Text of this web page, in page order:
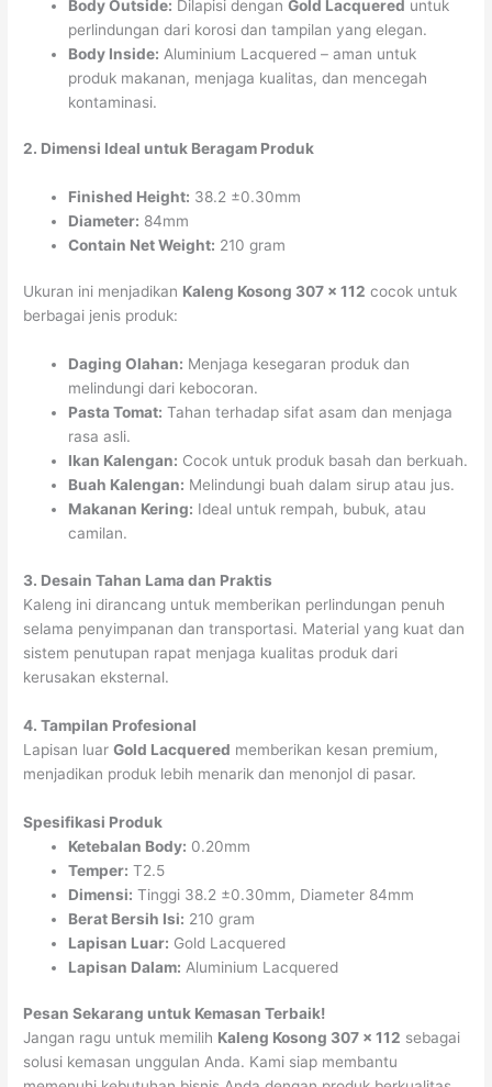
Body Outside: Dilapisi denganGold Lacquered untuk
perlindungan dari korosi dan tampilan yang elegan.
Body Inside: Aluminium Lacquered – aman untuk
produk makanan, menjaga kualitas, dan mencegah
kontaminasi.
2. Dimensi Ideal untuk Beragam Produk
Finished Height: 38.2 ±0.30mm
Diameter: 84mm
Contain Net Weight: 210 gram
Ukuran ini menjadikan Kaleng Kosong 307 x 112 cocok untuk
berbagai jenis produk:
Daging Olahan: Menjaga kesegaran produk dan
melindungi dari kebocoran.
Pasta Tomat: Tahan terhadap sifat asam dan menjaga
rasa asli.
Ikan Kalengan: Cocok untuk produk basah dan berkuah.
Buah Kalengan: Melindungi buah dalam sirup atau jus.
Makanan Kering: Ideal untuk rempah, bubuk, atau
camilan.
3. Desain Tahan Lama dan Praktis
Kaleng ini dirancang untuk memberikan perlindungan penuh
selama penyimpanan dan transportasi. Material yang kuat dan
sistem penutupan rapat menjaga kualitas produk dari
kerusakan eksternal.
4. Tampilan Profesional
Lapisan luarGold Lacquered memberikan kesan premium,
menjadikan produk lebih menarik dan menonjol di pasar.
Spesifikasi Produk
Ketebalan Body: 0.20mm
Temper: T2.5
Dimensi: Tinggi 38.2 ±0.30mm, Diameter 84mm
Berat Bersih Isi: 210 gram
Lapisan Luar: Gold Lacquered
Lapisan Dalam: Aluminium Lacquered
Pesan Sekarang untuk Kemasan Terbaik!
Jangan ragu untuk memilih Kaleng Kosong 307 x 112 sebagai
solusi kemasan unggulan Anda. Kami siap membantu